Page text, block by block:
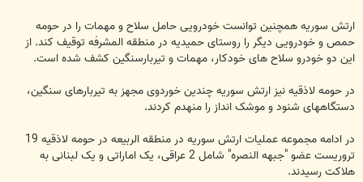
ارتش سوریه همچنین توانست خودرویی حامل سلاح و مهمات را در حومه
حمص و خودرویی دیگر را روستای حمیدیه در منطقه المشرفه توقیف کند. از
این دو خودرو سلاح های خودکار، مهمات و تیربارسنگین کشف شده است.
در حومه لاذقیه نیز ارتش سوریه چندین خوردوی مجهز به تیربارهای سنگین،
دستگاههای شنود و موشک انداز را منهدم کردند.
در ادامه مجموعه عملیات ارتش سوریه در منطقه الربیعه در حومه لاذقیه 19
تروریست عضو "جبهه النصره" شامل 2 عراقی، یک اماراتی و یک لبنانی به
هلاکت رسیدند.